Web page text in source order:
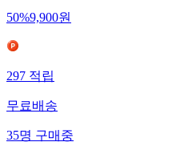
50%9,900원
297적립
무료배송
35명구매중